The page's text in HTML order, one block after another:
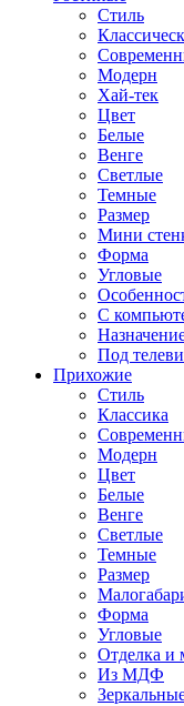
Стиль
Модерн
Хай-тек
Цвет
Белые
Венге
Светлые
Темные
Размер
Мини
Форма
Угловые
С
Под
Прихожие
Стиль
Классика
Модерн
Цвет
Белые
Венге
Светлые
Темные
Размер
Форма
Угловые
Отделка и
Из МДФ